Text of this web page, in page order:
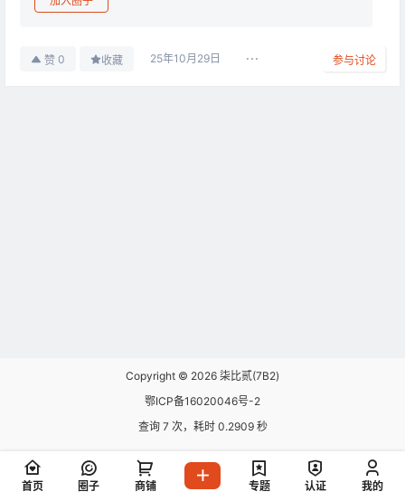
赞 0 收藏 25年10月29日 参与讨论
Copyright © 2026 柒比贰(7B2)
鄂ICP备16020046号-2
查询 7 次，耗时 0.2909 秒
首页 圈子 商铺 专题 认证 我的